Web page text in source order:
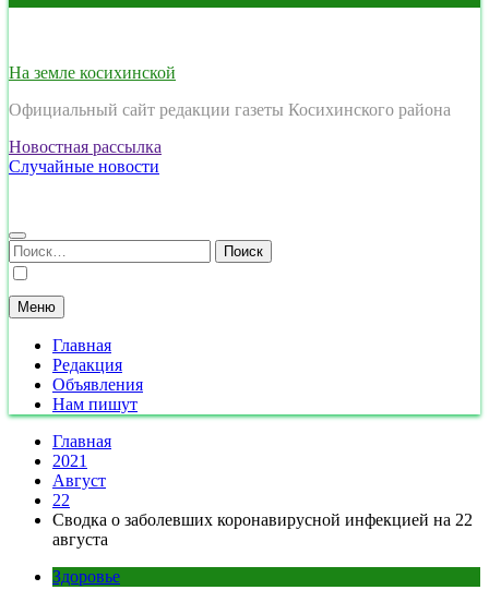
На земле косихинской
Официальный сайт редакции газеты Косихинского района
Новостная рассылка
Случайные новости
Найти:
Меню
Главная
Редакция
Объявления
Нам пишут
Главная
2021
Август
22
Сводка о заболевших коронавирусной инфекцией на 22
августа
Здоровье